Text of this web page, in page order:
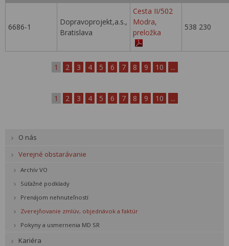
6686-1
Dopravoprojekt,a.s.,
Bratislava
Cesta II/502
Modra,
preložka
538 230
1 2 3 4 5 6 7 8 9 10 ...
1 2 3 4 5 6 7 8 9 10 ...
O nás
Verejné obstarávanie
Archív VO
Súťažné podklady
Prenájom nehnuteľností
Zverejňovanie zmlúv, objednávok a faktúr
Pokyny a usmernenia MD SR
Kariéra